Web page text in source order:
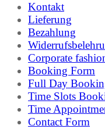
Kontakt
Lieferung
Bezahlung
Corporate
Booking Form
Full Day
Time Slots
Time
Contact Form